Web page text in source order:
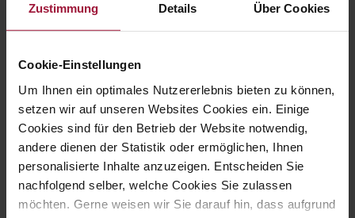
Zustimmung Details Über Cookies
Cookie-Einstellungen
Um Ihnen ein optimales Nutzererlebnis bieten zu können,
setzen wir auf unseren Websites Cookies ein. Einige
Cookies sind für den Betrieb der Website notwendig,
andere dienen der Statistik oder ermöglichen, Ihnen
personalisierte Inhalte anzuzeigen. Entscheiden Sie
nachfolgend selber, welche Cookies Sie zulassen
möchten. Gerne weisen wir Sie darauf hin, dass aufgrund
Nährstoffe und Vitamine. Gut zu wissen:
Geflügelfleisch ist fettarm...
Hubers Landhendl GmbH
